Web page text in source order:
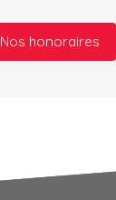
Nos honoraires